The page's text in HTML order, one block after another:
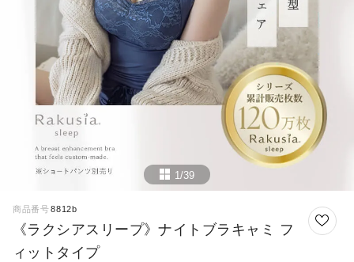
1/39
商品番号 8812b
《ラクシアスリープ》ナイトブラキャミ フ
ィットタイプ